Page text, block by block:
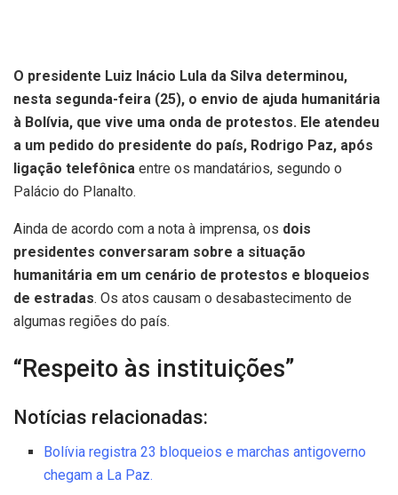
O presidente Luiz Inácio Lula da Silva determinou,
nesta segunda-feira (25), o envio de ajuda humanitária
à Bolívia, que vive uma onda de protestos. Ele atendeu
a um pedido do presidente do país, Rodrigo Paz, após
ligação telefônica entre os mandatários, segundo o
Palácio do Planalto.
Ainda de acordo com a nota à imprensa, os dois
presidentes conversaram sobre a situação
humanitária em um cenário de protestos e bloqueios
de estradas. Os atos causam o desabastecimento de
algumas regiões do país.
“Respeito às instituições”
Notícias relacionadas:
Bolívia registra 23 bloqueios e marchas antigoverno
chegam a La Paz.